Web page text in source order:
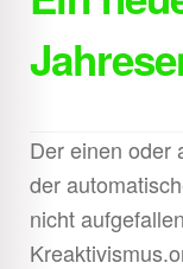
Howtos
Downloads
Shop
Der einen oder
der
nicht